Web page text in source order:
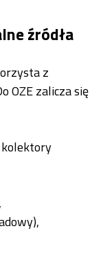
źródła
z
OZE zalicza się
kolektory